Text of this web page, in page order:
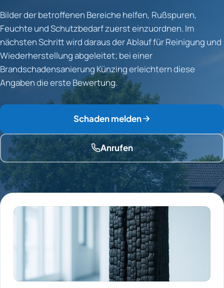
Bilder der betroffenen Bereiche helfen, Rußspuren,
Feuchte und Schutzbedarf zuerst einzuordnen. Im
nächsten Schritt wird daraus der Ablauf für Reinigung und
Wiederherstellung abgeleitet; bei einer
Brandschadensanierung Künzing erleichtern diese
Angaben die erste Bewertung.
Schaden melden
Anrufen